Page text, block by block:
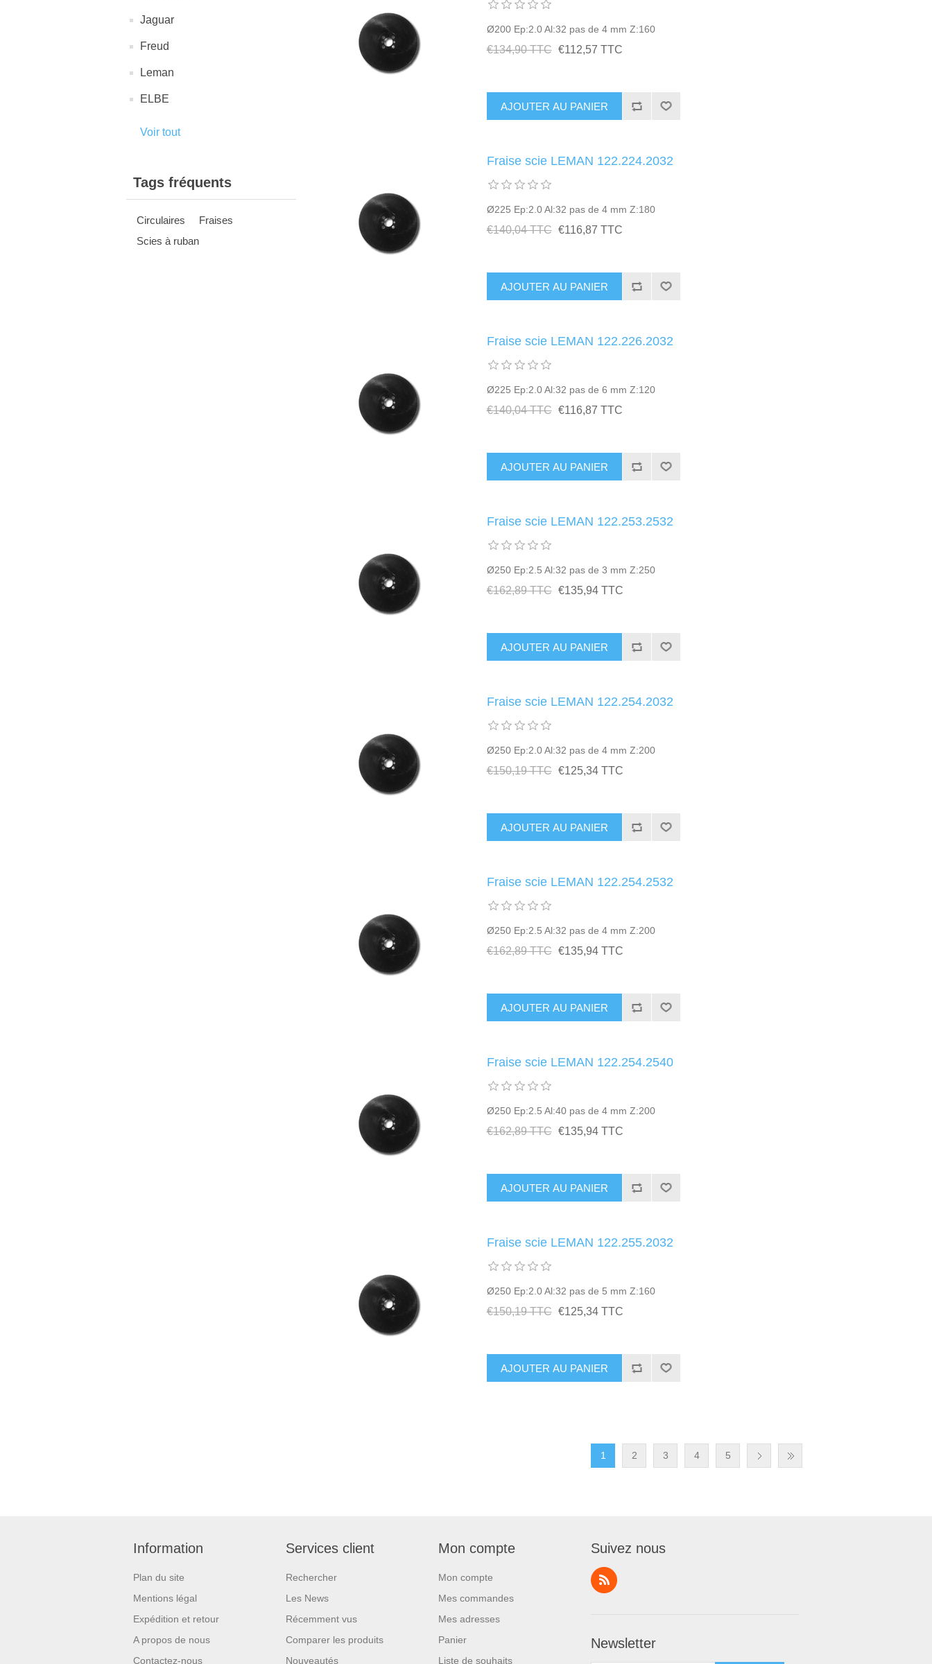
Jaguar
Freud
Leman
ELBE
Voir tout
Tags fréquents
Circulaires
Fraises
Scies à ruban
Ø200 Ep:2.0 Al:32 pas de 4 mm Z:160
€134,90 TTC €112,57 TTC
Fraise scie LEMAN 122.224.2032
Ø225 Ep:2.0 Al:32 pas de 4 mm Z:180
€140,04 TTC €116,87 TTC
Fraise scie LEMAN 122.226.2032
Ø225 Ep:2.0 Al:32 pas de 6 mm Z:120
€140,04 TTC €116,87 TTC
Fraise scie LEMAN 122.253.2532
Ø250 Ep:2.5 Al:32 pas de 3 mm Z:250
€162,89 TTC €135,94 TTC
Fraise scie LEMAN 122.254.2032
Ø250 Ep:2.0 Al:32 pas de 4 mm Z:200
€150,19 TTC €125,34 TTC
Fraise scie LEMAN 122.254.2532
Ø250 Ep:2.5 Al:32 pas de 4 mm Z:200
€162,89 TTC €135,94 TTC
Fraise scie LEMAN 122.254.2540
Ø250 Ep:2.5 Al:40 pas de 4 mm Z:200
€162,89 TTC €135,94 TTC
Fraise scie LEMAN 122.255.2032
Ø250 Ep:2.0 Al:32 pas de 5 mm Z:160
€150,19 TTC €125,34 TTC
1 2 3 4 5
Information
Plan du site
Mentions légal
Expédition et retour
A propos de nous
Contactez-nous
Services client
Rechercher
Les News
Récemment vus
Comparer les produits
Nouveautés
Mon compte
Mon compte
Mes commandes
Mes adresses
Panier
Liste de souhaits
Suivez nous
Newsletter